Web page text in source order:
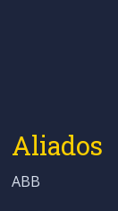
Aliados
ABB